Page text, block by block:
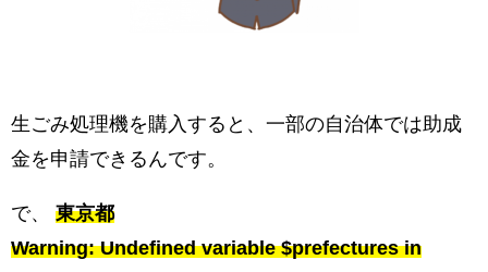
生ごみ処理機を購入すると、一部の自治体では助成
金を申請できるんです。
で、 東京都
Warning: Undefined variable $prefectures in